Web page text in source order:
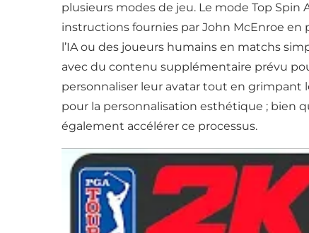
plusieurs modes de jeu. Le mode Top
instructions fournies par John McEnroe
l’IA ou des joueurs humains en matchs
avec du contenu supplémentaire prévu
personnaliser leur avatar tout en grimpant
pour la personnalisation esthétique ; bien
également accélérer ce processus.